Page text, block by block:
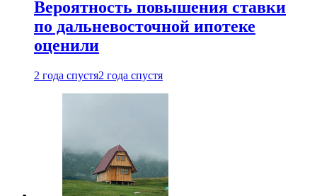
Вероятность повышения ставки
по дальневосточной ипотеке
оценили
2 года спустя2 года спустя